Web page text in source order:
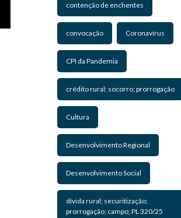
contenção de enchentes
convocação Coronavírus
CPI da Pandemia
crédito rural; socorro; prorrogação
Cultura
Desenvolvimento Regional
Desenvolvimento Social
dívida rural; securitização;
prorrogação; campo; PL 320/25